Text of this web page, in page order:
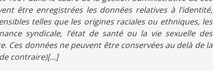
être enregistrées les données relatives à l’identité,
telles que les origines raciales ou ethniques, les
syndicale, l’état de santé ou la vie sexuelle des
Ces données ne peuvent être conservées au delà de la
contraire)[...]